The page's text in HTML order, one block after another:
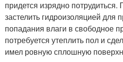
придется изрядно
застелить гидроизоляцией для
попадания влаги в свободное
потребуется утеплить пол и
имел ровную сплошную